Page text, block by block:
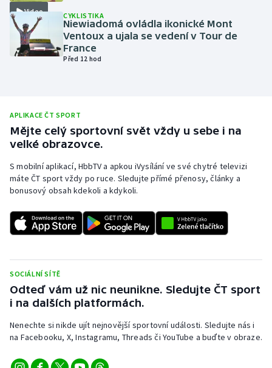
Parasport
Plavání
Plážový volejbal
Short track
Sportovní střelba
Triatlon
Veslování
Vodní slalom
Volejbal
Video CYKLISTIKA
Niewiadomá ovládla ikonické Mont
Ventoux a ujala se vedení v Tour de
France
Před 12 hod
APLIKACE ČT SPORT
Mějte celý sportovní svět vždy u sebe i na
velké obrazovce.
S mobilní aplikací, HbbTV a apkou iVysílání ve své chytré televizi
máte ČT sport vždy po ruce. Sledujte přímé přenosy, články a
bonusový obsah kdekoli a kdykoli.
SOCIÁLNÍ SÍTĚ
Odteď vám už nic neunikne. Sledujte ČT sport
i na dalších platformách.
Nenechte si nikde ujít nejnovější sportovní události. Sledujte nás i
na Facebooku, X, Instagramu, Threads či YouTube a buďte v obraze.